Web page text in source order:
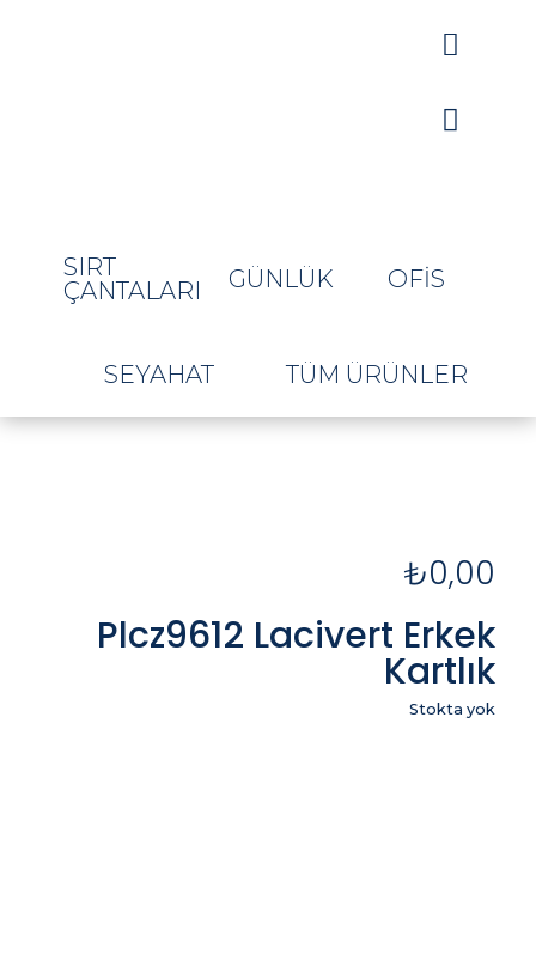


SIRT
ÇANTALARI
GÜNLÜK OFIS
SEYAHAT TÜM ÜRÜNLER
₺0,00
Plcz9612 Lacivert Erkek
Kartlık
Stokta yok